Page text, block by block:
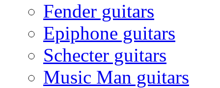
Fender guitars
Epiphone guitars
Schecter guitars
Music Man guitars